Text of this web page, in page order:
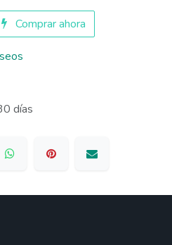
Comprar ahora
días